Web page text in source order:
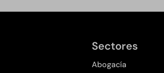
Sectores
Abogacía